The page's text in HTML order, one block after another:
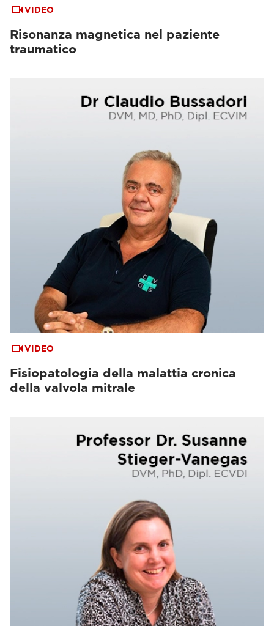
VIDEO
Risonanza magnetica nel paziente
traumatico
VIDEO
Fisiopatologia della malattia cronica
della valvola mitrale